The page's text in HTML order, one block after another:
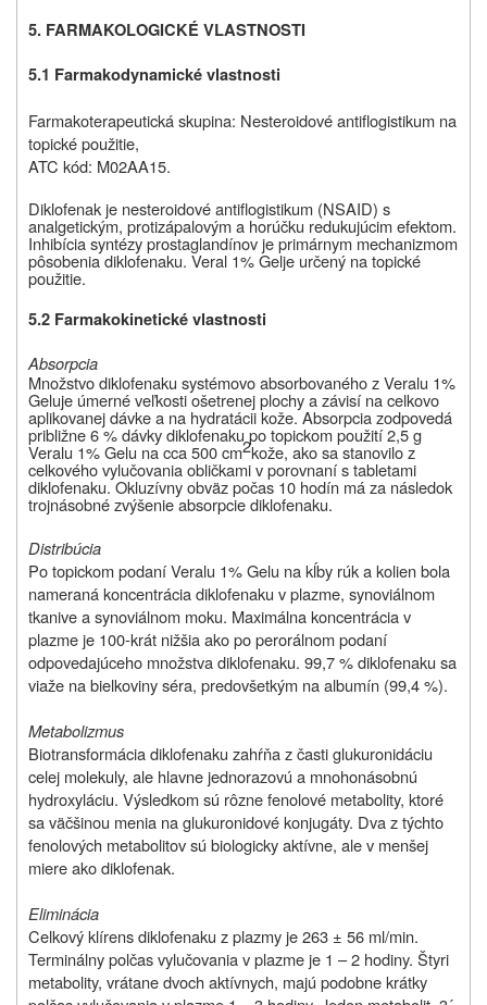
5. FARMAKOLOGICKÉ VLASTNOSTI
5.1 Farmakodynamické vlastnosti
Farmakoterapeutická skupina: Nesteroidové antiflogistikum na
topické použitie,
ATC kód: M02AA15.
Diklofenak je nesteroidové antiflogistikum (NSAID) s
analgetickým, protizápalovým a horúčku redukujúcim efektom.
Inhibícia syntézy prostaglandínov je primárnym mechanizmom
pôsobenia diklofenaku. Veral 1% Gelje určený na topické
použitie.
5.2 Farmakokinetické vlastnosti
Absorpcia
Množstvo diklofenaku systémovo absorbovaného z Veralu 1%
Geluje úmerné veľkosti ošetrenej plochy a závisí na celkovo
aplikovanej dávke a na hydratácii kože. Absorpcia zodpovedá
približne 6 % dávky diklofenaku po topickom použití 2,5 g
Veralu 1% Gelu na cca 500 cm2kože, ako sa stanovilo z
celkového vylučovania obličkami v porovnaní s tabletami
diklofenaku. Okluzívny obväz počas 10 hodín má za následok
trojnásobné zvýšenie absorpcie diklofenaku.
Distribúcia
Po topickom podaní Veralu 1% Gelu na kĺby rúk a kolien bola
nameraná koncentrácia diklofenaku v plazme, synoviálnom
tkanive a synoviálnom moku. Maximálna koncentrácia v
plazme je 100-krát nižšia ako po perorálnom podaní
odpovedajúceho množstva diklofenaku. 99,7 % diklofenaku sa
viaže na bielkoviny séra, predovšetkým na albumín (99,4 %).
Metabolizmus
Biotransformácia diklofenaku zahŕňa z časti glukuronidáciu
celej molekuly, ale hlavne jednorazovú a mnohonásobnú
hydroxyláciu. Výsledkom sú rôzne fenolové metabolity, ktoré
sa väčšinou menia na glukuronidové konjugáty. Dva z týchto
fenolových metabolitov sú biologicky aktívne, ale v menšej
miere ako diklofenak.
Eliminácia
Celkový klírens diklofenaku z plazmy je 263 ± 56 ml/min.
Terminálny polčas vylučovania v plazme je 1 – 2 hodiny. Štyri
metabolity, vrátane dvoch aktívnych, majú podobne krátky